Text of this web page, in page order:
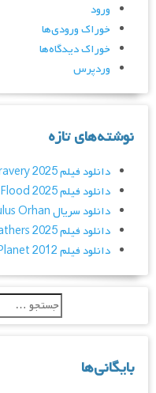
ورود
خوراک ورودی‌ها
خوراک دیدگاه‌ها
وردپرس
نوشته‌های تازه
دانلود فیلم A Time for Bravery 2025
دانلود فیلم The Great Flood 2025
دانلود سریال Kurulus Orhan
دانلود فیلم The Thing with Feathers 2025
دانلود فیلم Adventure Planet 2012
بایگانی‌ها